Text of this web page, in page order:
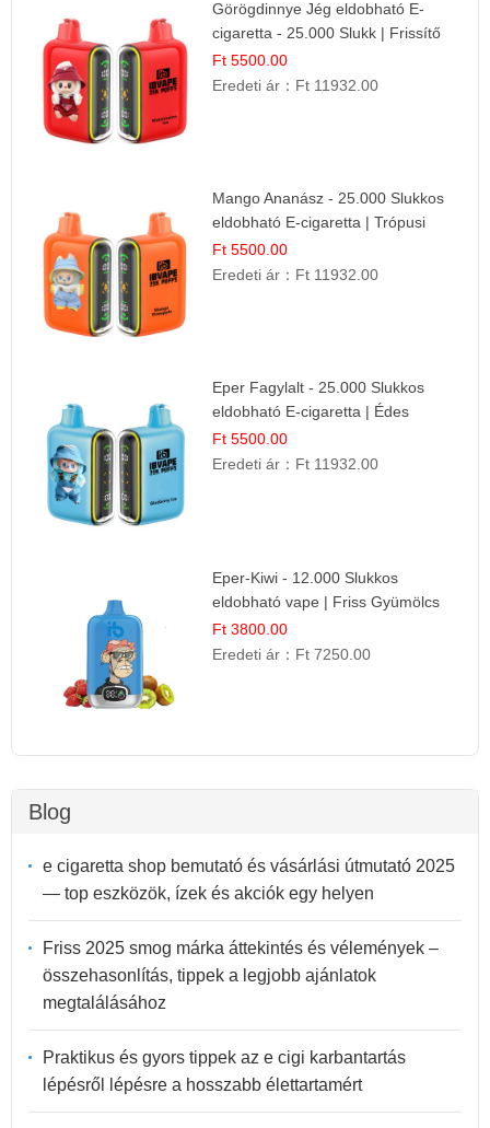
Görögdinnye Jég eldobható E-
cigaretta - 25.000 Slukk | Frissítő
Nyári Íz
Ft 5500.00
Eredeti ár： Ft 11932.00
Mango Ananász - 25.000 Slukkos
eldobható E-cigaretta | Trópusi
Ízélmény
Ft 5500.00
Eredeti ár： Ft 11932.00
Eper Fagylalt - 25.000 Slukkos
eldobható E-cigaretta | Édes
Desszert Íz
Ft 5500.00
Eredeti ár： Ft 11932.00
Eper-Kiwi - 12.000 Slukkos
eldobható vape | Friss Gyümölcs
Kombináció
Ft 3800.00
Eredeti ár： Ft 7250.00
Blog
e cigaretta shop bemutató és vásárlási útmutató 2025
— top eszközök, ízek és akciók egy helyen
Friss 2025 smog márka áttekintés és vélemények –
összehasonlítás, tippek a legjobb ajánlatok
megtalálásához
Praktikus és gyors tippek az e cigi karbantartás
lépésről lépésre a hosszabb élettartamért